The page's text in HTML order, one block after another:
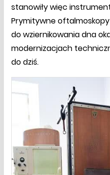
stanowiły więc
Prymitywne
do wziernikowania dna
modernizacjach
do dziś.